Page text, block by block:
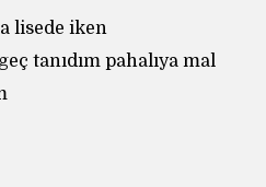
lisede iken
tanıdım pahalıya mal